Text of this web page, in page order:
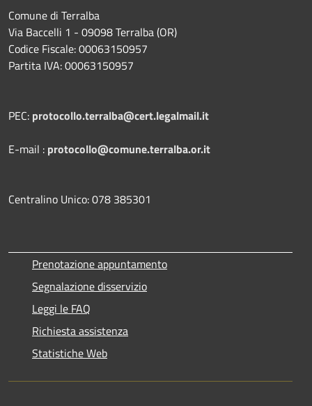
Comune di Terralba
Via Baccelli 1 - 09098 Terralba (OR)
Codice Fiscale: 00063150957
Partita IVA: 00063150957
PEC: protocollo.terralba@cert.legalmail.it
E-mail : protocollo@comune.terralba.or.it
Centralino Unico: 078 385301
Prenotazione appuntamento
Segnalazione disservizio
Leggi le FAQ
Richiesta assistenza
Statistiche Web